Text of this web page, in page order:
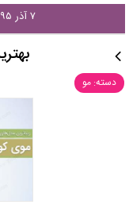
۷ آذر ۱۳۹۵ - ۱۰:۲۸
دسته: مو